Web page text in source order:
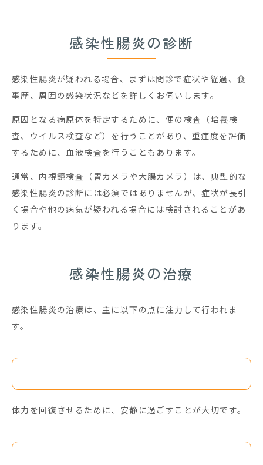
感染性腸炎の診断
感染性腸炎が疑われる場合、まずは問診で症状や経過、食
事歴、周囲の感染状況などを詳しくお伺いします。
原因となる病原体を特定するために、便の検査（培養検
査、ウイルス検査など）を行うことがあり、重症度を評価
するために、血液検査を行うこともあります。
通常、内視鏡検査（胃カメラや大腸カメラ）は、典型的な
感染性腸炎の診断には必須ではありませんが、症状が長引
く場合や他の病気が疑われる場合には検討されることがあ
ります。
感染性腸炎の治療
感染性腸炎の治療は、主に以下の点に注力して行われま
す。
体力を回復させるために、安静に過ごすことが大切です。